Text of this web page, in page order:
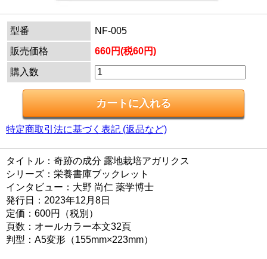
型番
NF-005
販売価格
660円(税60円)
購入数
特定商取引法に基づく表記 (返品など)
タイトル：奇跡の成分 露地栽培アガリクス
シリーズ：栄養書庫ブックレット
インタビュー：大野 尚仁 薬学博士
発行日：2023年12月8日
定価：600円（税別）
頁数：オールカラー本文32頁
判型：A5変形（155mm×223mm）